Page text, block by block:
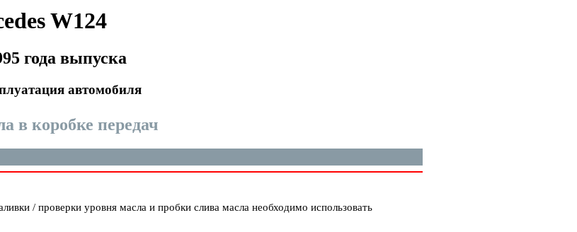
W124
года выпуска
автомобиля
в коробке передач
/ проверки уровня масла и пробки слива масла необходимо использовать